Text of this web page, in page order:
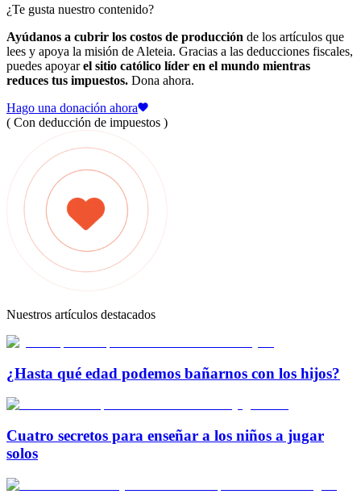
¿Te gusta nuestro contenido?
Ayúdanos a cubrir los costos de producción de los artículos que
lees y apoya la misión de Aleteia. Gracias a las deducciones fiscales,
puedes apoyarel sitio católico líder en el mundo mientras
reduces tus impuestos. Dona ahora.
Hago una donación ahora
( Con deducción de impuestos )
Nuestros artículos destacados
¿Hasta qué edad podemos bañarnos con los hijos?
Cuatro secretos para enseñar a los niños a jugar
solos